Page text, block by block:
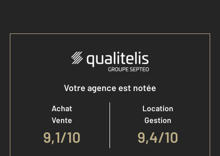
Accéder à mon compte
Votre agence est notée
Achat
Vente
9,1/10
Location
Gestion
9,4/10